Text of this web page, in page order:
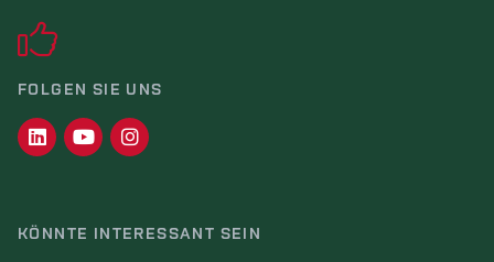
FOLGEN SIE UNS
KÖNNTE INTERESSANT SEIN